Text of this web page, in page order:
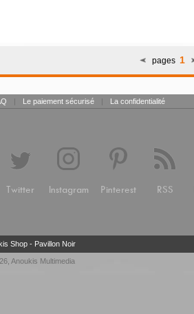
pages 1
| Le paiement sécurisé | La confidentialité
Twitter Instagram Pinterest RSS
Shop- Pavillon Noir
Anoukis Multimedia